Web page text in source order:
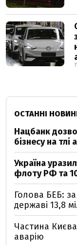
ОСТАННІ
Нацбанк
бізнесу на тлі
Україна
флоту РФ та
Голова БЕБ: за
державі 13,8
Частина
аварію